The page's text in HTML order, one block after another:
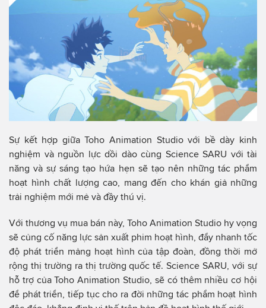
Sự kết hợp giữa Toho Animation Studio với bề dày kinh
nghiệm và nguồn lực dồi dào cùng Science SARU với tài
năng và sự sáng tạo hứa hẹn sẽ tạo nên những tác phẩm
hoạt hình chất lượng cao, mang đến cho khán giả những
trải nghiệm mới mẻ và đầy thú vị.
Với thương vụ mua bán này, Toho Animation Studio hy vọng
sẽ củng cố năng lực sản xuất phim hoạt hình, đẩy nhanh tốc
độ phát triển mảng hoạt hình của tập đoàn, đồng thời mở
rộng thị trường ra thị trường quốc tế. Science SARU, với sự
hỗ trợ của Toho Animation Studio, sẽ có thêm nhiều cơ hội
để phát triển, tiếp tục cho ra đời những tác phẩm hoạt hình